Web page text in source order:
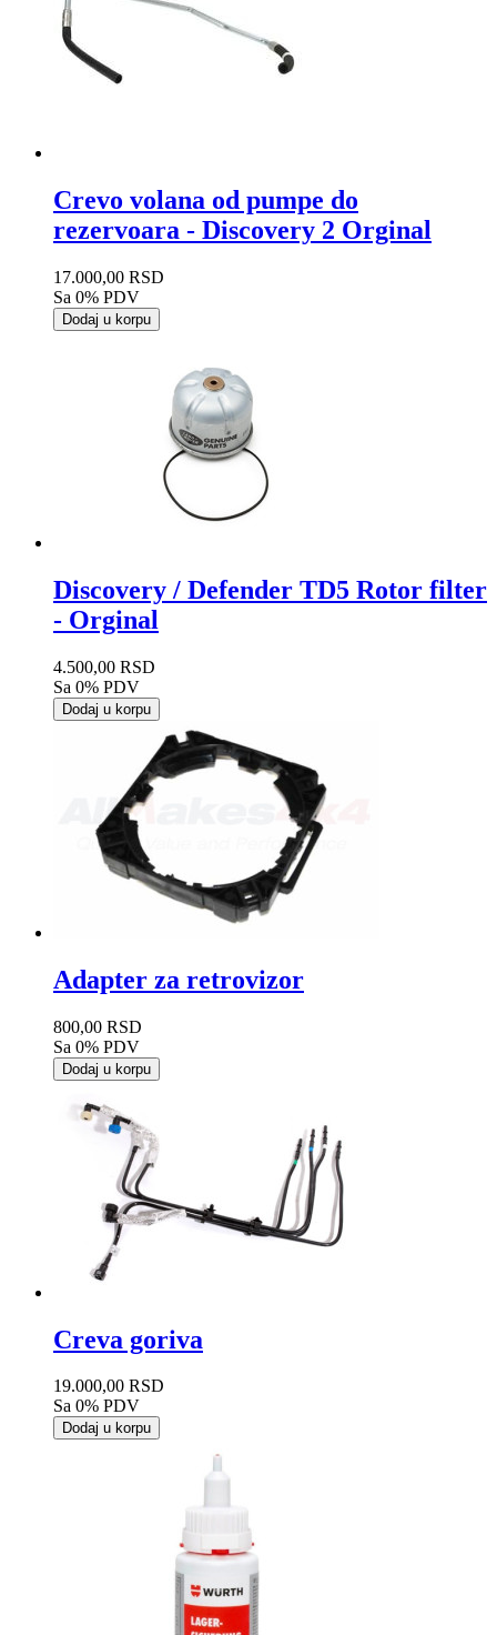
Crevo volana od pumpe do
rezervoara - Discovery 2 Orginal
17.000,00 RSD
Sa 0% PDV
Dodaj u korpu
Discovery / Defender TD5 Rotor filter
- Orginal
4.500,00 RSD
Sa 0% PDV
Dodaj u korpu
Adapter za retrovizor
800,00 RSD
Sa 0% PDV
Dodaj u korpu
Creva goriva
19.000,00 RSD
Sa 0% PDV
Dodaj u korpu